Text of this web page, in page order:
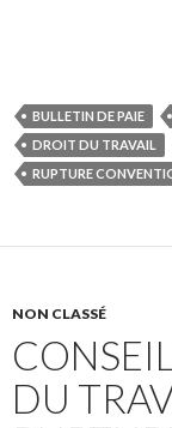
BULLETIN DE PAIE
DROIT DU TRAVAIL
RUPTURE
NON CLASSÉ
DU